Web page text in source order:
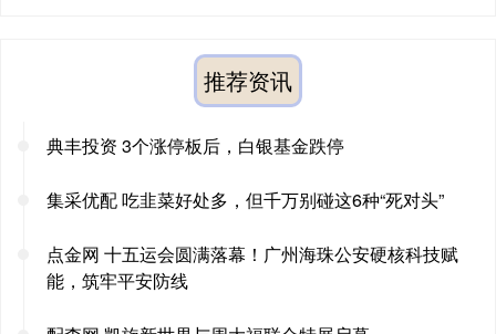
推荐资讯
典丰投资 3个涨停板后，白银基金跌停
集采优配 吃韭菜好处多，但千万别碰这6种“死对头”
点金网 十五运会圆满落幕！广州海珠公安硬核科技赋
能，筑牢平安防线